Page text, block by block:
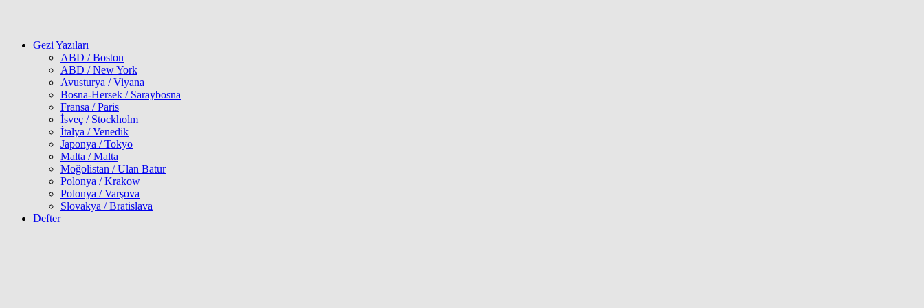
Gezi Yazıları
ABD / Boston
ABD / New York
Avusturya / Viyana
Bosna-Hersek / Saraybosna
Fransa / Paris
İsveç / Stockholm
İtalya / Venedik
Japonya / Tokyo
Malta / Malta
Moğolistan / Ulan Batur
Polonya / Krakow
Polonya / Varşova
Slovakya / Bratislava
Defter